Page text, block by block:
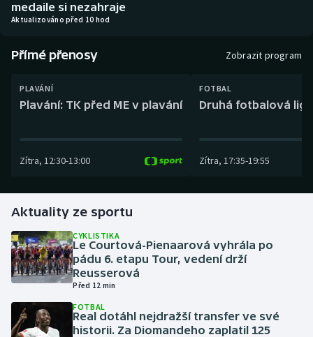
Boby a skeleton
Box
Curling
Golf
Gymnastika
Házená
Jezdectví
AZ kvíz
medaile si nezahraje
Aktualizováno před 10 hod
Přímé přenosy Zobrazit program
PLAVÁNÍ
Plavání: TK před ME v plavání
Zítra, 12:30-13:00
FOTBAL
Druhá fotbalová
Zítra, 17:35-19:55
Aktuality ze sportu
CYKLISTIKA
Le Courtová-Pienaarová vyhrála po
pádu 6. etapu Tour, vedení drží
Reusserová
Před 12 min
FOTBAL
Real dotáhl nejdražší transfer ve své
historii. Za Diomandeho zaplatil 125